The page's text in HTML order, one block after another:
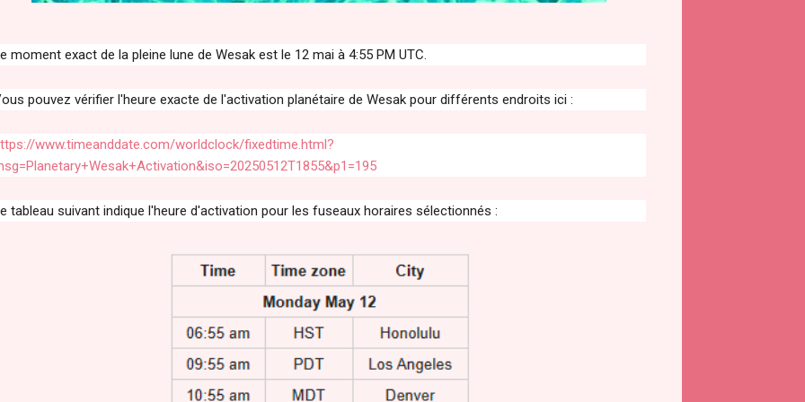
moment exact de la pleine lune de Wesak est le 12 mai à 4:55 PM UTC.
pouvez vérifier l'heure exacte de l'activation planétaire de Wesak pour différents endroits ici :
www.timeanddate.com/worldclock/fixedtime.html?
tableau suivant indique l'heure d'activation pour les fuseaux horaires sélectionnés :